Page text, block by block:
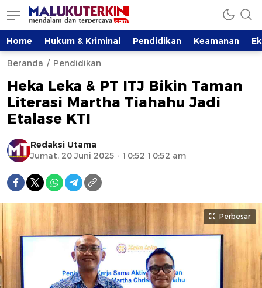
Home Hukum & Kriminal Pendidikan Keamanan
Beranda Pendidikan
Heka Leka & PT ITJ Bikin Taman
Literasi Martha Tiahahu Jadi
Etalase KTI
Redaksi Utama
Jumat, 20 Juni 2025 - 10:52 10:52 am
Perbesar